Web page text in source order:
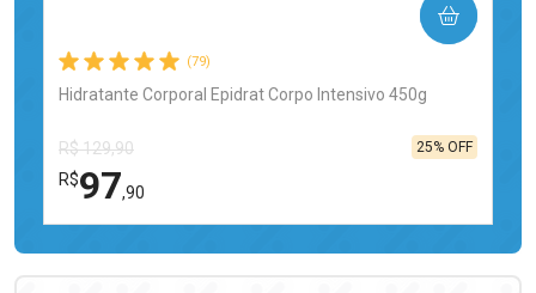
(79)
Hidratante Corporal Epidrat Corpo Intensivo 450g
R$ 129,90
R$97,90
25% OFF
COMPRAR
FECHAR
FECHAR